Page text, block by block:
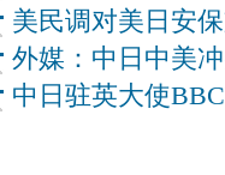
美民调对美日安
外媒：中日中美
中日驻英大使